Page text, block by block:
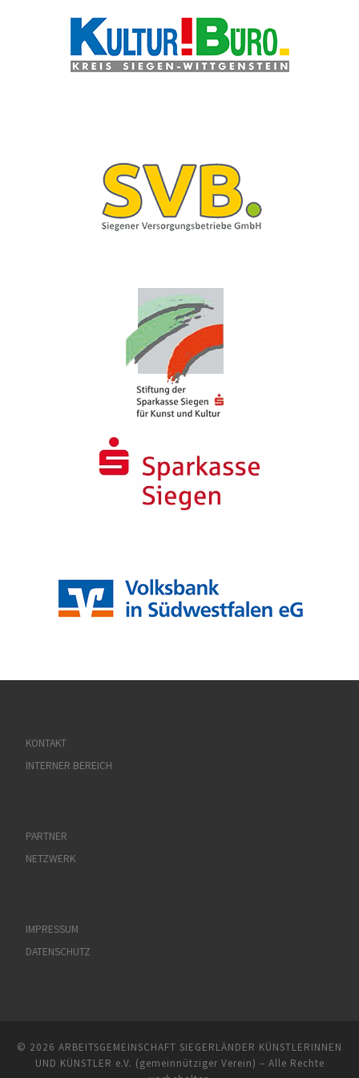
KONTAKT
INTERNER BEREICH
PARTNER
NETZWERK
IMPRESSUM
DATENSCHUTZ
© 2026 ARBEITSGEMEINSCHAFT SIEGERLÄNDER KÜNSTLERINNEN
UND KÜNSTLER e.V. (gemeinnütziger Verein) – Alle Rechte